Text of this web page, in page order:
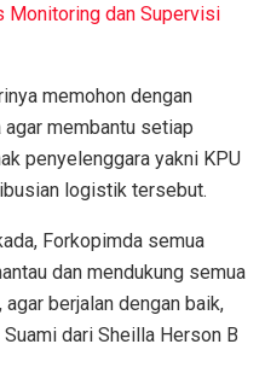
Monitoring dan Supervisi
memohon dengan
agar membantu setiap
penyelenggara yakni KPU
logistik tersebut.
Forkopimda semua
dan mendukung semua
berjalan dengan baik,
dari Sheilla Herson B